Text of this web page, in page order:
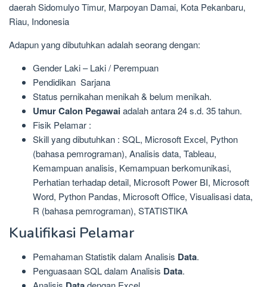
daerah Sidomulyo Timur, Marpoyan Damai, Kota Pekanbaru,
Riau, Indonesia
Adapun yang dibutuhkan adalah seorang dengan:
Gender Laki – Laki / Perempuan
Pendidikan Sarjana
Status pernikahan menikah & belum menikah.
Umur Calon Pegawaiadalah antara 24 s.d. 35 tahun.
Fisik Pelamar :
Skill yang dibutuhkan : SQL, Microsoft Excel, Python
(bahasa pemrograman), Analisis data, Tableau,
Kemampuan analisis, Kemampuan berkomunikasi,
Perhatian terhadap detail, Microsoft Power BI, Microsoft
Word, Python Pandas, Microsoft Office, Visualisasi data,
R (bahasa pemrograman), STATISTIKA
Kualifikasi Pelamar
Pemahaman Statistik dalam Analisis Data.
Penguasaan SQL dalam Analisis Data.